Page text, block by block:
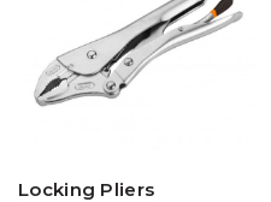
Locking Pliers